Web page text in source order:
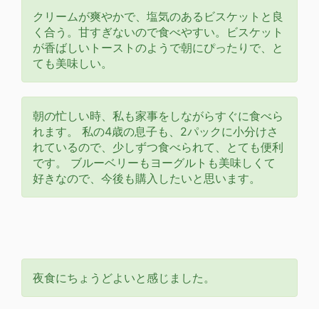
クリームが爽やかで、塩気のあるビスケットと良
く合う。甘すぎないので食べやすい。ビスケット
が香ばしいトーストのようで朝にぴったりで、と
ても美味しい。
朝の忙しい時、私も家事をしながらすぐに食べら
れます。 私の4歳の息子も、2パックに小分けさ
れているので、少しずつ食べられて、とても便利
です。 ブルーベリーもヨーグルトも美味しくて
好きなので、今後も購入したいと思います。
夜食にちょうどよいと感じました。